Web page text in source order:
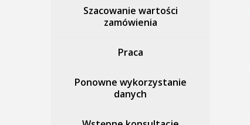
Szacowanie wartości
zamówienia
Praca
Ponowne wykorzystanie
danych